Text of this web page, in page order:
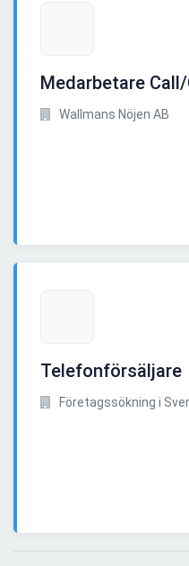
Medarbetare
Wallmans Nöjen AB
Telefonförsäljare
Företagssökning i